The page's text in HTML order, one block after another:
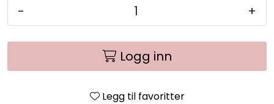
- +
Logg inn
Legg til favoritter